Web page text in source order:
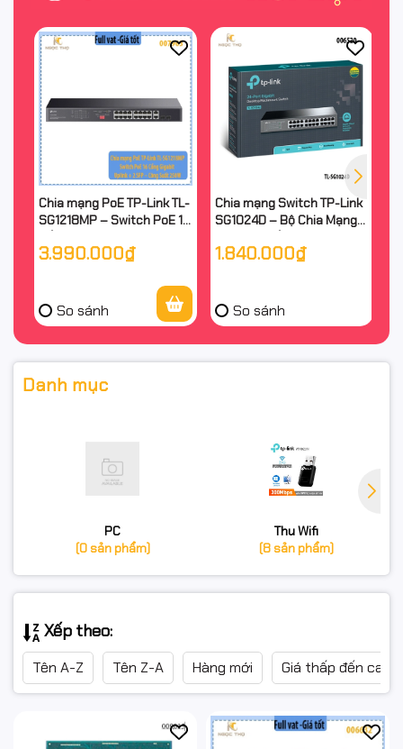
Chia mạng PoE TP-Link TL-
SG1218MP – Switch PoE 16
SFP – Công Suất 250W –
3.990.000₫
So sánh
Chia mạng Switch TP-Link
SG1024D – Bộ Chia Mạng
10/100/1000Mbps – Vỏ
1.840.000₫
So sánh
Danh mục
PC
(0 sản phẩm)
Thu Wifi
(8 sản phẩm)
Xếp theo:
Tên A-Z Tên Z-A Hàng mới Giá thấp đến cao